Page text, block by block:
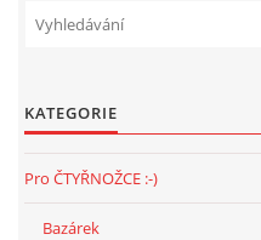
KATEGORIE
Pro ČTYŘNOŽCE :-)
Bazárek